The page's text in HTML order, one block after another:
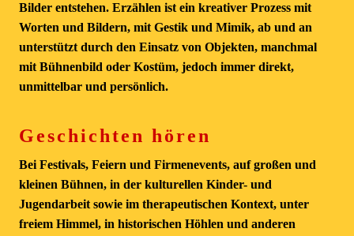
Bilder entstehen. Erzählen ist ein kreativer Prozess mit
Worten und Bildern, mit Gestik und Mimik, ab und an
unterstützt durch den Einsatz von Objekten, manchmal
mit Bühnenbild oder Kostüm, jedoch immer direkt,
unmittelbar und persönlich.
Geschichten hören
Bei Festivals, Feiern und Firmenevents, auf großen und
kleinen Bühnen, in der kulturellen Kinder- und
Jugendarbeit sowie im therapeutischen Kontext, unter
freiem Himmel, in historischen Höhlen und anderen